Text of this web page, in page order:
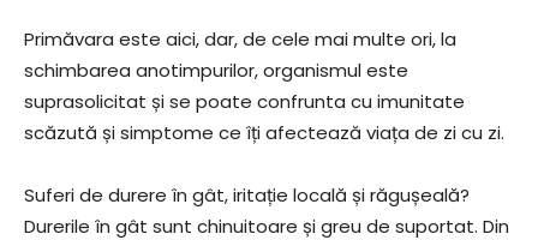
Primăvara este aici, dar, de cele mai multe ori, la
schimbarea anotimpurilor, organismul este
suprasolicitat și se poate confrunta cu imunitate
scăzută și simptome ce îți afectează viața de zi cu zi.
Suferi de durere în gât, iritație locală și răgușeală?
Durerile în gât sunt chinuitoare și greu de suportat. Din